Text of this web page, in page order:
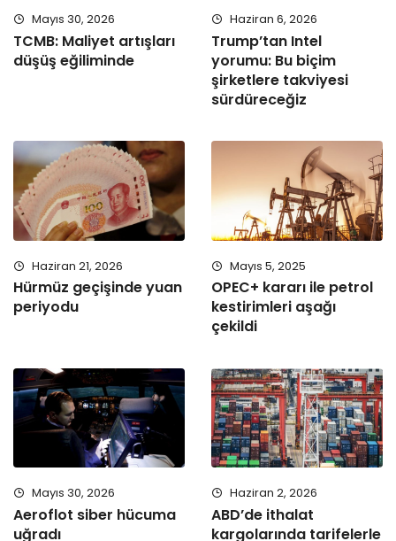
Mayıs 30, 2026
TCMB: Maliyet artışları
düşüş eğiliminde
Haziran 6, 2026
Trump’tan Intel
yorumu: Bu biçim
şirketlere takviyesi
sürdüreceğiz
Haziran 21, 2026
Hürmüz geçişinde yuan
periyodu
Mayıs 5, 2025
OPEC+ kararı ile petrol
kestirimleri aşağı
çekildi
Mayıs 30, 2026
Aeroflot siber hücuma
uğradı
Haziran 2, 2026
ABD’de ithalat
kargolarında tarifelerle